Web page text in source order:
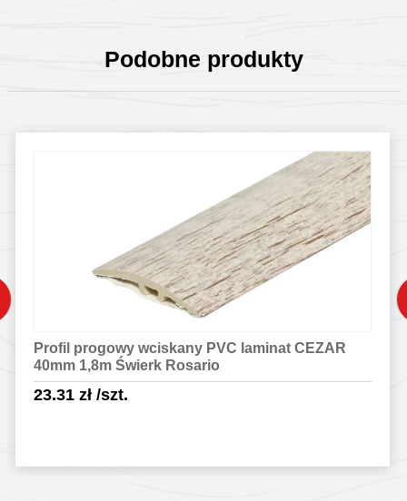
Podobne produkty
Profil progowy wciskany PVC laminat CEZAR
40mm 1,8m Świerk Rosario
23.31 zł/szt.